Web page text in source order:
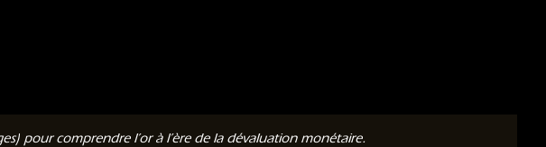
pour comprendre l’or à l’ère de la dévaluation monétaire.